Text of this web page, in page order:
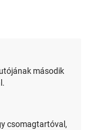
második
csomagtartóval,